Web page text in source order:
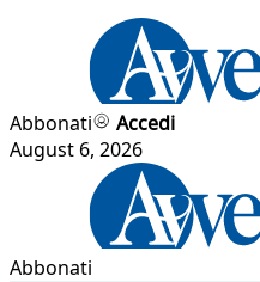
Abbonati
Accedi
August 6, 2026
Abbonati